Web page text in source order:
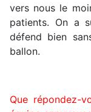
vers nous le
patients. On a
défend bien
ballon.
Que répondez-